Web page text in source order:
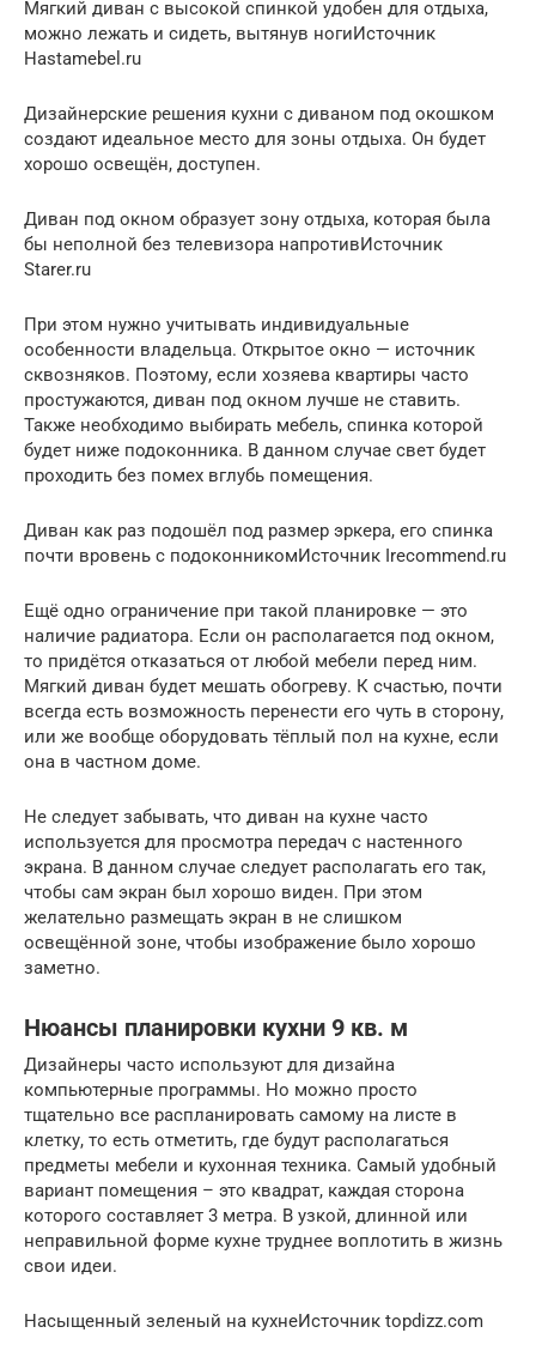
Мягкий диван с высокой спинкой удобен для отдыха,
можно лежать и сидеть, вытянув ногиИсточник
Hastamebel.ru
Дизайнерские решения кухни с диваном под окошком
создают идеальное место для зоны отдыха. Он будет
хорошо освещён, доступен.
Диван под окном образует зону отдыха, которая была
бы неполной без телевизора напротивИсточник
Starer.ru
При этом нужно учитывать индивидуальные
особенности владельца. Открытое окно — источник
сквозняков. Поэтому, если хозяева квартиры часто
простужаются, диван под окном лучше не ставить.
Также необходимо выбирать мебель, спинка которой
будет ниже подоконника. В данном случае свет будет
проходить без помех вглубь помещения.
Диван как раз подошёл под размер эркера, его спинка
почти вровень с подоконникомИсточник Irecommend.ru
Ещё одно ограничение при такой планировке — это
наличие радиатора. Если он располагается под окном,
то придётся отказаться от любой мебели перед ним.
Мягкий диван будет мешать обогреву. К счастью, почти
всегда есть возможность перенести его чуть в сторону,
или же вообще оборудовать тёплый пол на кухне, если
она в частном доме.
Не следует забывать, что диван на кухне часто
используется для просмотра передач с настенного
экрана. В данном случае следует располагать его так,
чтобы сам экран был хорошо виден. При этом
желательно размещать экран в не слишком
освещённой зоне, чтобы изображение было хорошо
заметно.
Нюансы планировки кухни 9 кв. м
Дизайнеры часто используют для дизайна
компьютерные программы. Но можно просто
тщательно все распланировать самому на листе в
клетку, то есть отметить, где будут располагаться
предметы мебели и кухонная техника. Самый удобный
вариант помещения – это квадрат, каждая сторона
которого составляет 3 метра. В узкой, длинной или
неправильной форме кухне труднее воплотить в жизнь
свои идеи.
Насыщенный зеленый на кухнеИсточник topdizz.com